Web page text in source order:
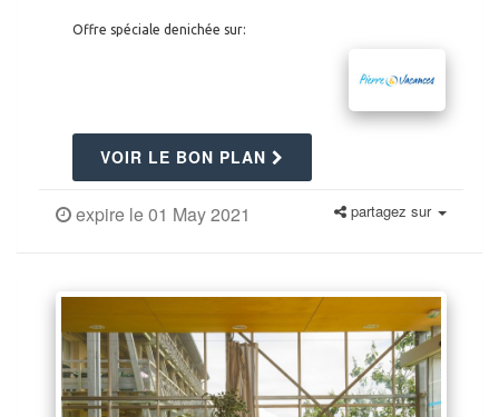
Offre spéciale denichée sur:
VOIR LE BON PLAN
expire le 01 May 2021 partagez sur